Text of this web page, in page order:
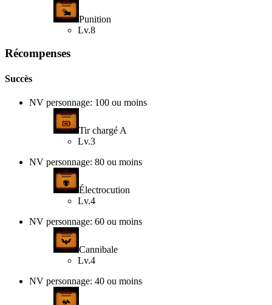
Punition
Lv.8
Récompenses
Succès
NV personnage: 100 ou moins
Tir chargé A
Lv.3
NV personnage: 80 ou moins
Électrocution
Lv.4
NV personnage: 60 ou moins
Cannibale
Lv.4
NV personnage: 40 ou moins